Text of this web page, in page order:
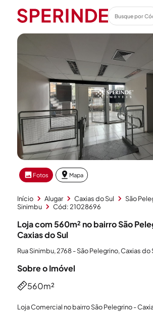
Fotos Mapa
Início Alugar Caxias do Sul São
Sinimbu
Cód: 21028696
Loja com 560m² no bairro São
Caxias do Sul
Rua Sinimbu, 2768 - São Pelegrino, Caxias do
Sobre o Imóvel
560m²
Loja Comercial no bairro São Pelegrino -